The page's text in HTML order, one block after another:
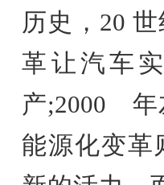
历史，20
革让汽车
产;2000 年
能源化变革